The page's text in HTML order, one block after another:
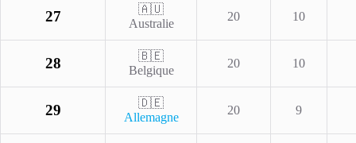
27
🇦🇺
Australie
20 10
28
🇧🇪
Belgique
20 10
29
🇩🇪
Allemagne
20 9